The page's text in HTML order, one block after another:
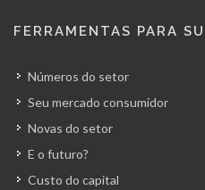
FERRAMENTAS PARA
Números do setor
Seu mercado consumidor
Novas do setor
E o futuro?
Custo do capital